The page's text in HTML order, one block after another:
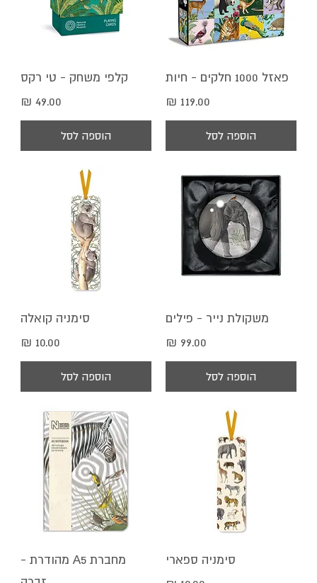
פאזל 1000 חלקים - חיות
מחיר
הוספה לסל
קלפי משחק - טי רקס
מחיר
הוספה לסל
משקולת נייר - פילים
מחיר
הוספה לסל
סימניה קואלה
מחיר
הוספה לסל
סימניה ספארי
מחברת A5 מהודרת -